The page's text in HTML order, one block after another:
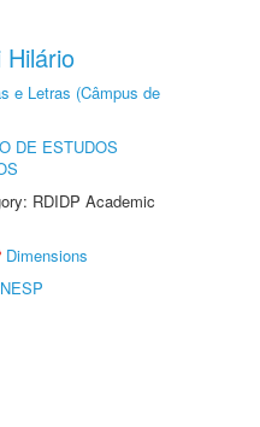
Hilário
e Letras (Câmpus de
DE ESTUDOS
RDIDP Academic
Dimensions